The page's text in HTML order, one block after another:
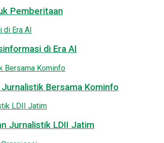
Pemberitaan
di Era AI
Bersama Kominfo
Jurnalistik LDII Jatim